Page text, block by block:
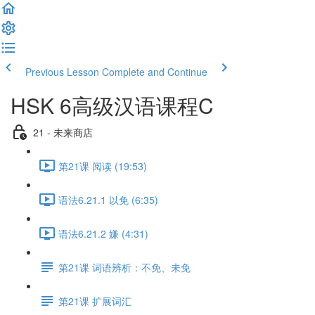
Previous Lesson Complete and Continue
HSK 6高级汉语课程C
21 - 未来商店
第21课 阅读 (19:53)
语法6.21.1 以免 (6:35)
语法6.21.2 嫌 (4:31)
第21课 词语辨析：不免、未免
第21课 扩展词汇